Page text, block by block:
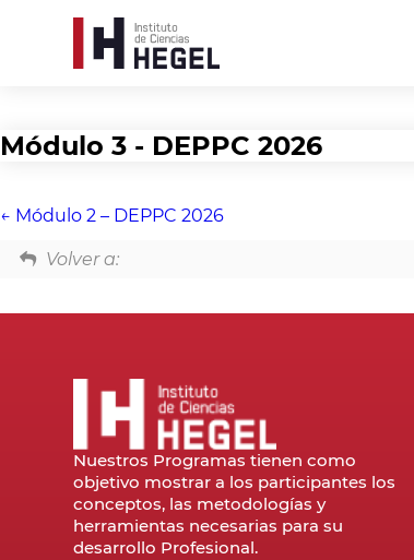
Módulo 3 - DEPPC 2026
Módulo 2 – DEPPC 2026
Volver a:
Nuestros Programas tienen como
objetivo mostrar a los participantes los
conceptos, las metodologías y
herramientas necesarias para su
desarrollo Profesional.